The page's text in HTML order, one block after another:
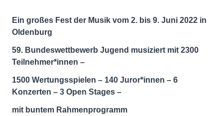
Ein großes Fest der Musik vom 2. bis 9. Juni 2022 in
Oldenburg
59. Bundeswettbewerb Jugend musiziert mit 2300
Teilnehmer*innen –
1500 Wertungsspielen – 140 Juror*innen – 6
Konzerten – 3 Open Stages –
mit buntem Rahmenprogramm